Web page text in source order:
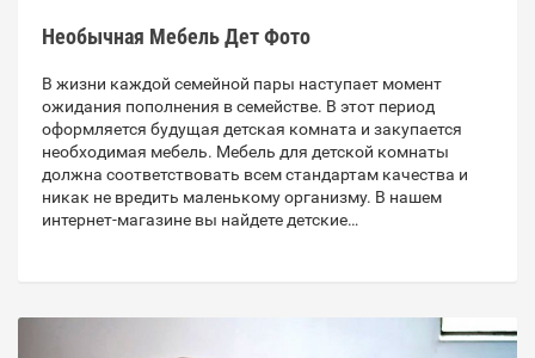
Необычная Мебель Дет Фото
В жизни каждой семейной пары наступает момент
ожидания пополнения в семействе. В этот период
оформляется будущая детская комната и закупается
необходимая мебель. Мебель для детской комнаты
должна соответствовать всем стандартам качества и
никак не вредить маленькому организму. В нашем
интернет-магазине вы найдете детские…